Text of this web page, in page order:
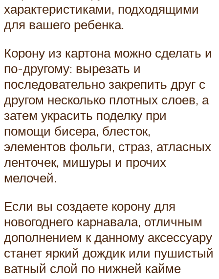
характеристиками, подходящими
для вашего ребенка.
Корону из картона можно сделать и
по-другому: вырезать и
последовательно закрепить друг с
другом несколько плотных слоев, а
затем украсить поделку при
помощи бисера, блесток,
элементов фольги, страз, атласных
ленточек, мишуры и прочих
мелочей.
Если вы создаете корону для
новогоднего карнавала, отличным
дополнением к данному аксессуару
станет яркий дождик или пушистый
ватный слой по нижней кайме